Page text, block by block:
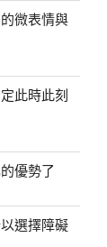
微表情與
此時此刻
優勢了
選擇障礙